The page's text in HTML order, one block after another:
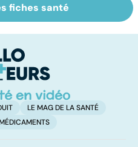
Douleurs
cervicales : des
fiches santé
LE MAG DE LA SANTÉ